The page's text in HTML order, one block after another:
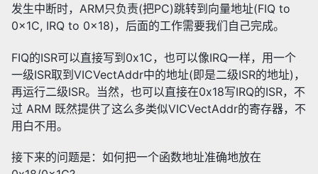
发生中断时，ARM只负责(把PC)跳转到向量地址(FIQ to
0x1C, IRQ to 0x18)，后面的工作需要我们自己完成。
FIQ的ISR可以直接写到0x1C，也可以像IRQ一样，用一个
一级ISR取到VICVectAddr中的地址(即是二级ISR的地址)，
再运行二级ISR。当然，也可以直接在0x18写IRQ的ISR，不
过 ARM 既然提供了这么多类似VICVectAddr的寄存器，不
用白不用。
接下来的问题是：如何把一个函数地址准确地放在